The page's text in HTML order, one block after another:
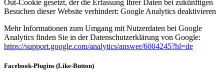
Out-Cookie gesetzt, der die Erfassung Ihrer Daten bei zukünftigen
Besuchen dieser Website verhindert: Google Analytics deaktivieren
Mehr Informationen zum Umgang mit Nutzerdaten bei Google
Analytics finden Sie in der Datenschutzerklärung von Google:
https://support.google.com/analytics/answer/6004245?hl=de
Facebook-Plugins (Like-Button)